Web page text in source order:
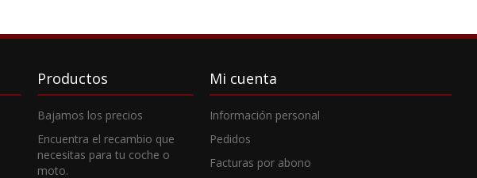
Productos
Bajamos los precios
Encuentra el recambio que
necesitas para tu coche o
moto.
Mi cuenta
Información personal
Pedidos
Facturas por abono